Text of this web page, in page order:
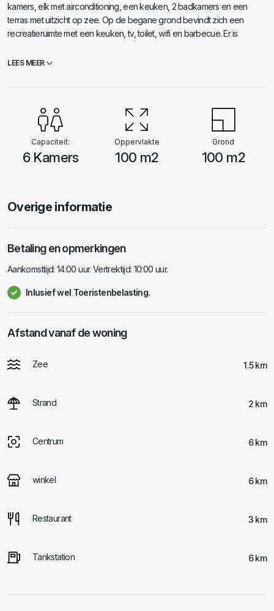
kamers, elk met airconditioning, een keuken, 2 badkamers en een
terras met uitzicht op zee. Op de begane grond bevindt zich een
recreatieruimte met een keuken, tv, toilet, wifi en barbecue. Er is
LEES MEER
Capaciteit:
6 Kamers
Oppervlakte
100 m2
Grond
100 m2
Overige informatie
Betaling en opmerkingen
Aankomsttijd: 14:00 uur. Vertrektijd: 10:00 uur.
Inlusief wel Toeristenbelasting.
Afstand vanaf de woning
Zee 1.5 km
Strand 2 km
Centrum 6 km
winkel 6 km
Restaurant 3 km
Tankstation 6 km